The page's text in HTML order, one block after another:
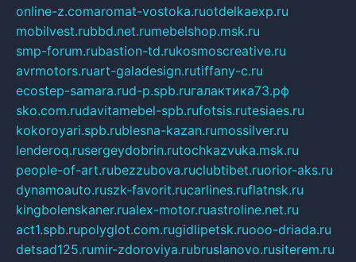
online-z.comaromat-vostoka.ruotdelkaexp.ru
mobilvest.rubbd.net.rumebelshop.msk.ru
smp-forum.rubastion-td.rukosmoscreative.ru
avrmotors.ruart-galadesign.rutiffany-c.ru
ecostep-samara.rud-p.spb.ruгалактика73.рф
sko.com.rudavitamebel-spb.rufotsis.rutesiaes.ru
kokoroyari.spb.rublesna-kazan.rumossilver.ru
lenderoq.rusergeydobrin.rutochkazvuka.msk.ru
people-of-art.rubezzubova.ruclubtibet.ruorior-aks.ru
dynamoauto.ruszk-favorit.rucarlines.ruflatnsk.ru
kingbolenskaner.rualex-motor.ruastroline.net.ru
act1.spb.rupolyglot.com.rugidlipetsk.ruooo-driada.ru
detsad125.rumir-zdoroviya.rubruslanovo.rusiterem.ru